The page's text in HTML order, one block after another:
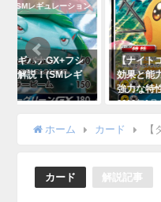
SMレギュレーション
シギバナGX+フシ
を解説！(SMレギ
【ナイト
効果と能
強力な特
2019年1月
ホーム カード
カード 解説記事